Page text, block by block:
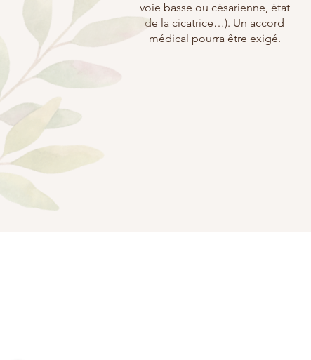
voie basse ou césarienne, état
de la cicatrice…). Un accord
médical pourra être exigé.